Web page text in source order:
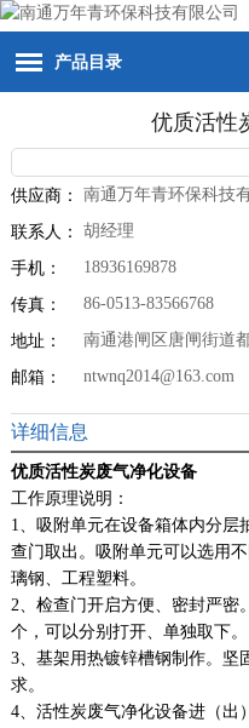
产品目录
优质活性
供应商： 南通万年青环保科技
联系人： 胡经理
手机： 18936169878
传真： 86-0513-83566768
地址： 南通港闸区唐闸街道
邮箱： ntwnq2014@163.com
详细信息
优质活性炭废气净化设备
工作原理说明：
1、吸附单元在设备箱体内分层
查门取出。吸附单元可以选用
璃钢、工程塑料。
2、检查门开启方便、密封严密
个，可以分别打开、单独取下。
3、基架用热镀锌槽钢制作。坚
求。
4、活性炭废气净化设备进（出